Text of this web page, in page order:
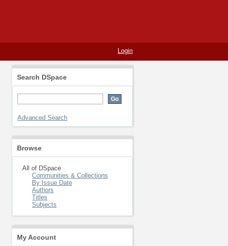
Login
Search DSpace
Advanced Search
Browse
All of DSpace
Communities & Collections
By Issue Date
Authors
Titles
Subjects
My Account